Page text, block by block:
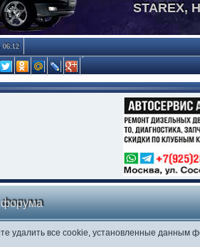
STAREX,
06:12
форума
удалить все cookie, установленные данным